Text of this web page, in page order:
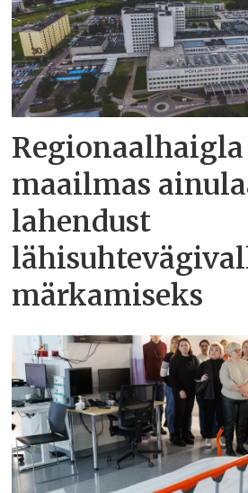
maailmas
lahendust
märkamiseks